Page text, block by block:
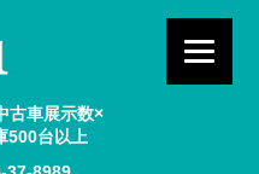
古車展示数×
500台以上